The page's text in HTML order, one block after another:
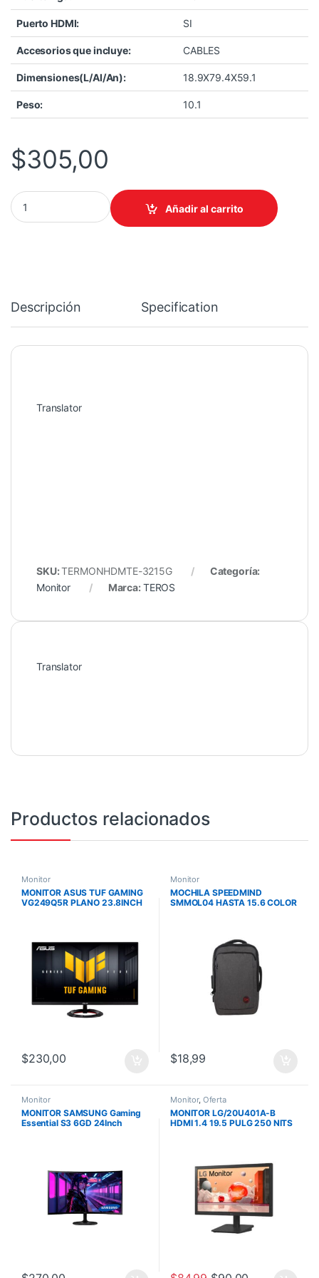
Puerto HDMI: SI
Accesorios que incluye: CABLES
Dimensiones(L/Al/An): 18.9X79.4X59.1
Peso: 10.1
$305,00
MONITOR TEROS TE-3215G 32 PULG GAMER / CURVO / FHD
Añadir al carrito
Descripción Specification
Translator
SKU:TERMONHDMTE-3215G
Categoría:
Monitor
Marca: TEROS
Translator
Productos relacionados
Monitor
MONITOR ASUS TUF GAMING
VG249Q5R PLANO 23.8INCH
$230,00
Monitor
MOCHILA SPEEDMIND
SMMOL04 HASTA 15.6 COLOR
$18,99
Monitor
MONITOR SAMSUNG Gaming
Essential S3 6GD 24Inch
Monitor, Oferta
MONITOR LG/20U401A-B
HDMI 1.4 19.5 PULG 250 NITS